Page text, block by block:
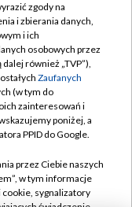
zgody na
i zbierania danych,
i ich
osobowych przez
również „TVP”),
Zaufanych
(w tym do
zainteresowań i
poniżej, a
PPID do Google.
przez Ciebie naszych
w tym informacje
cookie, sygnalizatory